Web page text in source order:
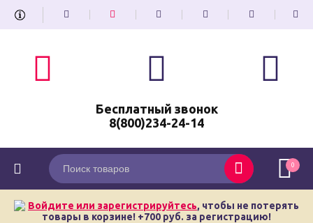
Бесплатный звонок
8(800)234-24-14
0
Войдите или зарегистрируйтесь, чтобы не потерять
товары в корзине! +700 руб. за регистрацию!